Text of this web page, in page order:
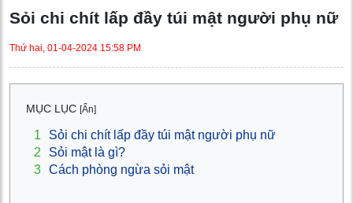
Sỏi chi chít lấp đầy túi mật người phụ nữ
Thứ hai, 01-04-2024 15:58 PM
MỤC LỤC [Ẩn]
1
Sỏi chi chít lấp đầy túi mật người phụ nữ
2
Sỏi mật là gì?
3 Cách phòng ngừa sỏi mật